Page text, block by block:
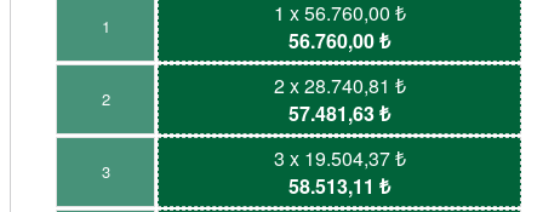
1
1 x 56.760,00 ₺
56.760,00 ₺
2
2 x 28.740,81 ₺
57.481,63 ₺
3
3 x 19.504,37 ₺
58.513,11 ₺